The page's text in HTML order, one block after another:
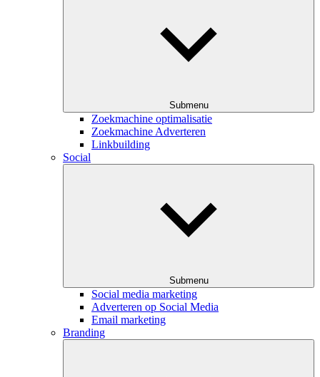
Submenu
Zoekmachine optimalisatie
Zoekmachine Adverteren
Linkbuilding
Social
Submenu
Social media marketing
Adverteren op Social Media
Email marketing
Branding